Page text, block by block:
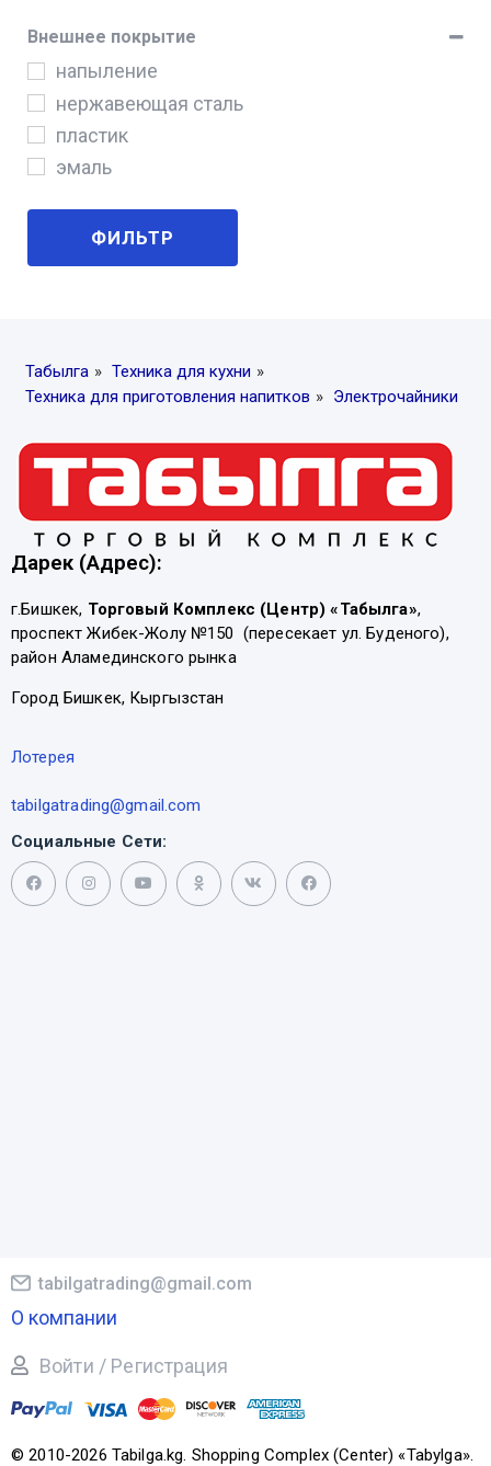
Внешнее покрытие
напыление
нержавеющая сталь
пластик
эмаль
ФИЛЬТР
Табылга » Техника для кухни »
Техника для приготовления напитков » Электрочайники
Дарек (Адрес):
г.Бишкек, Торговый Комплекс (Центр) «Табылга»,
проспект Жибек-Жолу №150 (пересекает ул. Буденого),
район Аламединского рынка
Город Бишкек, Кыргызстан
Лотерея
tabilgatrading@gmail.com
Социальные Сети:
© 2010-2026 Tabilga.kg. Shopping Complex (Center) «Tabylga».
tabilgatrading@gmail.com
О компании
Войти / Регистрация